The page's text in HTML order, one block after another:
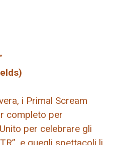
i Primal Scream
completo per
per celebrare gli